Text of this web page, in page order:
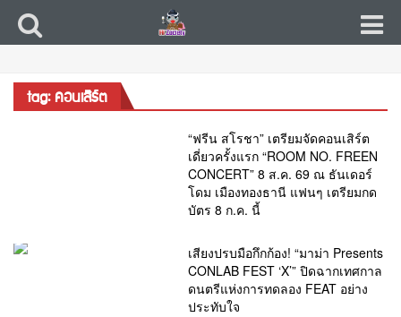
tag: คอนเสิร์ต
“ฟรีน สโรชา” เตรียมจัดคอนเสิร์ต
เดี่ยวครั้งแรก “ROOM NO. FREEN
CONCERT” 8 ส.ค. 69 ณ ธันเดอร์
โดม เมืองทองธานี แฟนๆ เตรียมกด
บัตร 8 ก.ค. นี้
เสียงปรบมือกึกก้อง! “มาม่า Presents
CONLAB FEST ‘X’” ปิดฉากเทศกาล
ดนตรีแห่งการทดลอง FEAT อย่าง
ประทับใจ